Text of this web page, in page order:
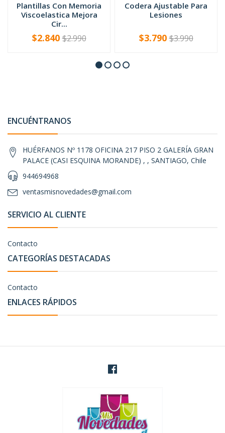
Plantillas Con Memoria
Viscoelastica Mejora
Cir...
+
$2.840$2.990
Codera Ajustable Para
Lesiones
+
$3.790$3.990
ENCUÉNTRANOS
HUÉRFANOS Nº 1178 OFICINA 217 PISO 2 GALERÍA GRAN
PALACE (CASI ESQUINA MORANDE) , , SANTIAGO, Chile
944694968
ventasmisnovedades@gmail.com
SERVICIO AL CLIENTE
Contacto
CATEGORÍAS DESTACADAS
Contacto
ENLACES RÁPIDOS